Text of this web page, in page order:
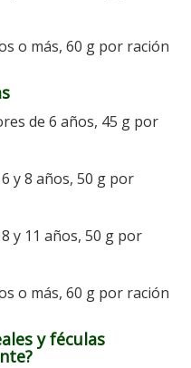
o más, 60 g por ración
de 6 años, 45 g por
y 8 años, 50 g por
y 11 años, 50 g por
o más, 60 g por ración
y féculas